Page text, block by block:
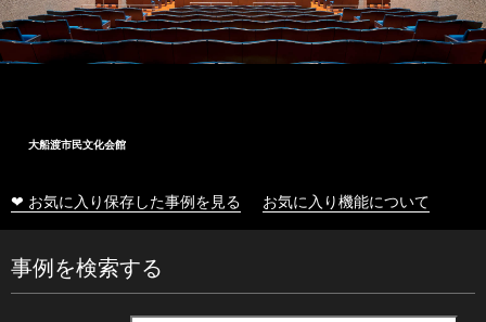
大船渡市民文化会館
❤ お気に入り保存した事例を見る お気に入り機能について
事例を検索する